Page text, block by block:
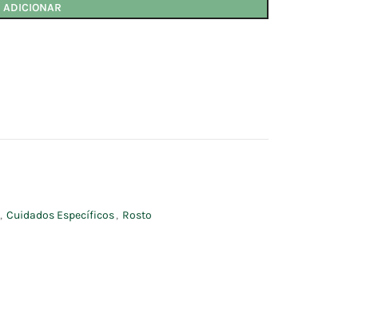
ADICIONAR
, Cuidados Específicos, Rosto